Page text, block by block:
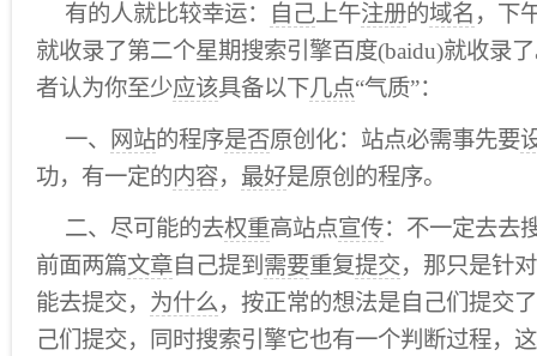
有的人就比较幸运： 自己 上午注册的域名 ，下
就收录了第二个星期搜索引擎百度(baidu)就收录
者认为你至少应该具备以下几点“气质”：
一、 网站的程序是否原创化：站点必需事先要
功，有一定的内容， 最好是原创的程序。
二、尽可能的去权重高站点宣传：不一定去去
前面两篇文章自己提到 需要重复提交，那只是针
能去提交， 为什么，按正常的想法是自己们提交
己们提交，同时搜索引擎它也有一个判断过程，